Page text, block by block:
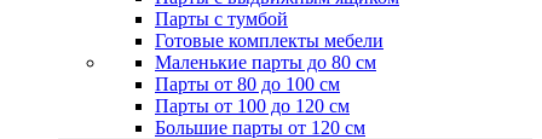
Парты с тумбой
Готовые комплекты мебели
Маленькие парты до 80 см
Парты от 80 до 100 см
Парты от 100 до 120 см
Большие парты от 120 см